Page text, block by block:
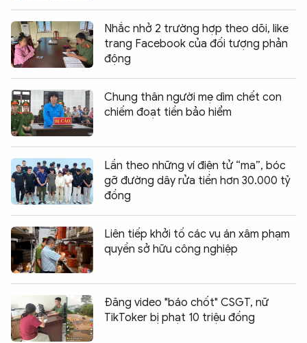
Nhắc nhở 2 trường hợp theo dõi, like
trang Facebook của đối tượng phản
động
Chung thân người mẹ dìm chết con
chiếm đoạt tiền bảo hiểm
Lần theo những ví điện tử “ma”, bóc
gỡ đường dây rửa tiền hơn 30.000 tỷ
đồng
Liên tiếp khởi tố các vụ án xâm phạm
quyền sở hữu công nghiệp
Đăng video "báo chốt" CSGT, nữ
TikToker bị phạt 10 triệu đồng